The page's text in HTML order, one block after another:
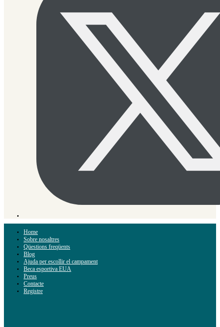
Home
Sobre nosaltres
Qüestions freqüents
Blog
Ajuda per escollir el campament
Beca esportiva EUA
Preus
Contacte
Registre